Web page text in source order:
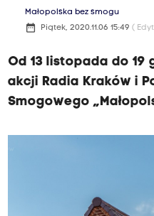
Małopolska bez smogu
date_range Piątek, 2020.11.06 15:49 (
Od 13 listopada do
akcji Radia Kraków i
Smogowego